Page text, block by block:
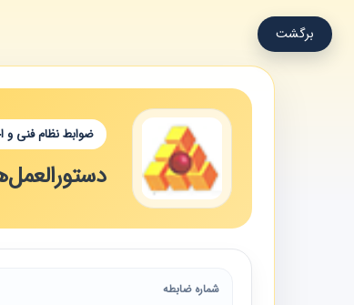
برگشت
ضوابط نظام فنی و
شماره ضابطه